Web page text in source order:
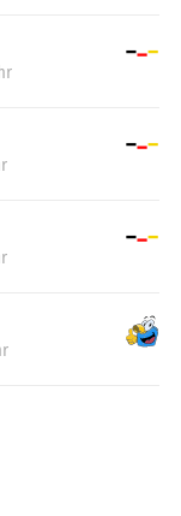
06:00-22:00
06:00-22:00